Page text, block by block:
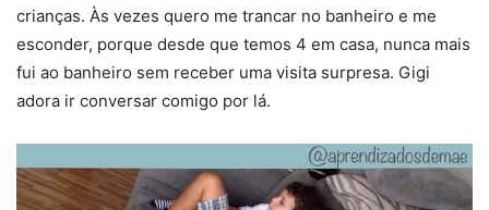
crianças. Às vezes quero me trancar no banheiro e me
esconder, porque desde que temos 4 em casa, nunca mais
fui ao banheiro sem receber uma visita surpresa. Gigi
adora ir conversar comigo por lá.